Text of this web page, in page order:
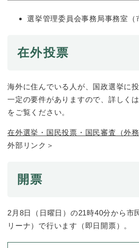
選挙管理委員会事務局事務室（
在外投票
海外に住んでいる人が、国政選挙に
一定の要件がありますので、詳しく
をご覧ください。
在外選挙・国民投票・国民審査（外
外部リンク＞
開票
2月8日（日曜日）の21時40分から市
リーナ）で行います（即日開票）。